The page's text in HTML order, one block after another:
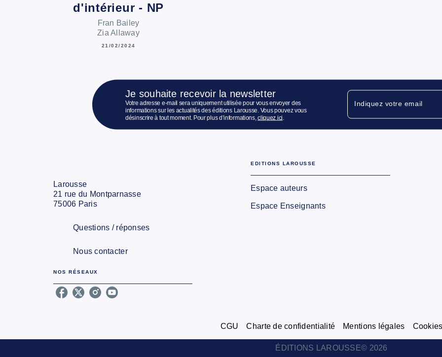
d'intérieur - NP
Fran Bailey
Zia Allaway
21/02/2024
Je souhaite recevoir la newsletter
Votre adresse e-mail sera uniquement utilisée pour vous envoyer des
informations sur les actualités des éditions Larousse. Vous pouvez vous
désinscrire à tout moment. Pour plus d’informations,cliquez ici
Indiquez votre email
Larousse
21 rue du Montparnasse
75006 Paris
Questions / réponses
Nous contacter
NOS RÉSEAUX
EDITIONS LAROUSSE
Espace auteurs
Espace Enseignants
CGU Charte de confidentialité Mentions légales
ÉDITIONS LAROUSSE© 2026